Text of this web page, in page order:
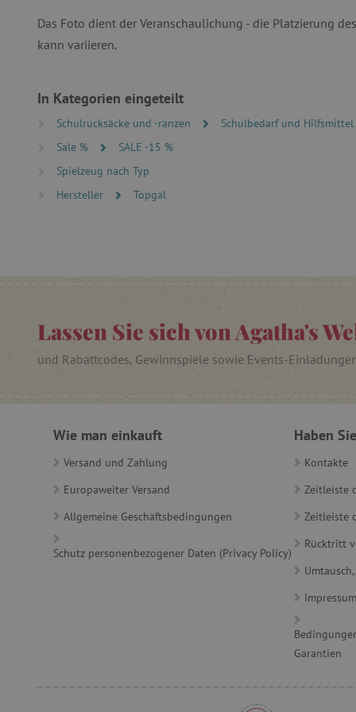
Das Foto dient der Veranschaulichung - die Platzierung
kann variieren.
In Kategorien eingeteilt
Schulrucksäcke und -ranzen Schulbedarf und Hilfsmittel
Sale %
SALE -15 %
Spielzeug nach Typ
Hersteller
Topgal
Lassen Sie sich von Agatha's
und Rabattcodes, Gewinnspiele sowie Events-
Wie man einkauft
Versand und Zahlung
Europaweiter Versand
Allgemeine Geschäftsbedingungen
Schutz personenbezogener Daten (Privacy Policy)
Haben
Kontakte
Zeitleiste
Zeitleiste
Rücktritt
Impressum
Garantien
Unbedingt erforderliche
_lb
product_filter_remember
_sp_ses.ab3e
CookieScriptConsent
__cf_bm